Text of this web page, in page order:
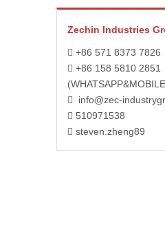
Zechin Industries
 +86 571 8373 7826
 +86 158 5810 2851
 info@zec-
 510971538
 steven.zheng89